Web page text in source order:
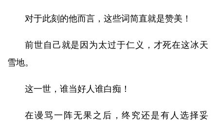
对于此刻的他而言，这些词简直就是赞美！
前世自己就是因为太过于仁义，才死在这冰天
雪地。
这一世，谁当好人谁白痴！
在谩骂一阵无果之后，终究还是有人选择妥